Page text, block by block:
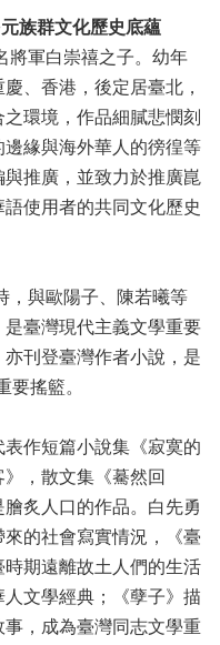
族群文化歷史底蘊
將軍白崇禧之子。幼年
、香港，後定居臺北，
環境，作品細膩悲憫刻
緣與海外華人的徬徨等
推廣，並致力於推廣崑
使用者的共同文化歷史
，與歐陽子、陳若曦等
臺灣現代主義文學重要
刊登臺灣作者小說，是
要搖籃。
作短篇小說集《寂寞的
，散文集《驀然回
炙人口的作品。白先勇
的社會寫實情況，《臺
期遠離故土人們的生活
文學經典；《孽子》描
，成為臺灣同志文學重